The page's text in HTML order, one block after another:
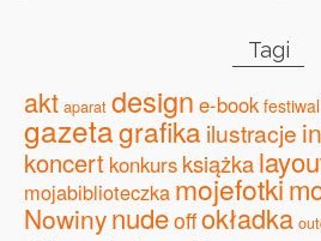
Tagi
akt aparat design e-book festiwal
gazetagrafikailustracje
koncert konkurs książka
mojabiblioteczka mojefotki
Nowinynudeoffokładka